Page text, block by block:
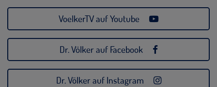
VoelkerTV auf Youtube
Dr. Völker auf Facebook
Dr. Völker auf Instagram